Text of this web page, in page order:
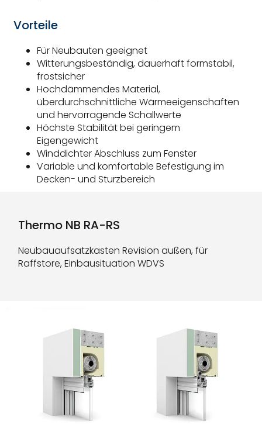
Vorteile
Für Neubauten geeignet
Witterungsbeständig, dauerhaft formstabil,
frostsicher
Hochdämmendes Material,
überdurchschnittliche Wärmeeigenschaften
und hervorragende Schallwerte
Höchste Stabilität bei geringem
Eigengewicht
Winddichter Abschluss zum Fenster
Variable und komfortable Befestigung im
Decken- und Sturzbereich
Thermo NB RA-RS
Neubauaufsatzkasten Revision außen, für
Raffstore, Einbausituation WDVS